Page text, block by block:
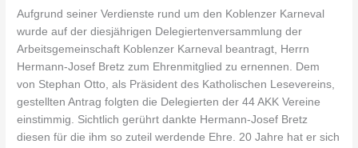
Aufgrund seiner Verdienste rund um den Koblenzer Karneval
wurde auf der diesjährigen Delegiertenversammlung der
Arbeitsgemeinschaft Koblenzer Karneval beantragt, Herrn
Hermann-Josef Bretz zum Ehrenmitglied zu ernennen. Dem
von Stephan Otto, als Präsident des Katholischen Lesevereins,
gestellten Antrag folgten die Delegierten der 44 AKK Vereine
einstimmig. Sichtlich gerührt dankte Hermann-Josef Bretz
diesen für die ihm so zuteil werdende Ehre. 20 Jahre hat er sich